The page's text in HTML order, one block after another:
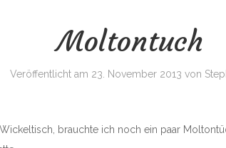
Moltontuch
Veröffentlicht am 23. November 2013 von
brauchte ich noch ein paar